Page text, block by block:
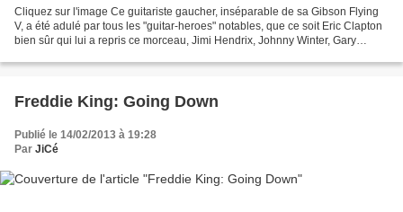
Cliquez sur l'image Ce guitariste gaucher, inséparable de sa Gibson Flying
V, a été adulé par tous les "guitar-heroes" notables, que ce soit Eric Clapton
bien sûr qui lui a repris ce morceau, Jimi Hendrix, Johnny Winter, Gary
Freddie King: Going Down
Publié le 14/02/2013 à 19:28
Par JiCé